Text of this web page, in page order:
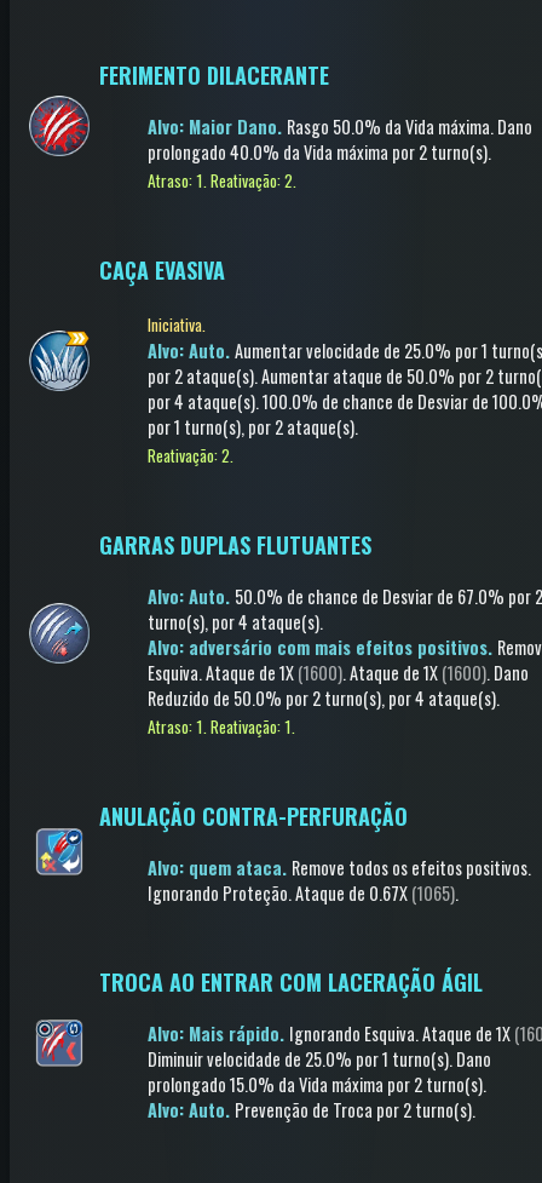
FERIMENTO DILACERANTE
Alvo: Maior Dano. Rasgo 50.0% da Vida máxima.Dano
prolongado40.0% da Vida máxima por 2 turno(s).
Atraso: 1.Reativação: 2.
CAÇA EVASIVA
Iniciativa.
Alvo: Auto.Aumentar velocidade de 25.0% por 1
por 2 ataque(s).Aumentar ataque de 50.0% por 2
por 4 ataque(s).100.0% de chance de Desviarde
por 1 turno(s), por 2 ataque(s).
Reativação: 2.
GARRAS DUPLAS FLUTUANTES
Alvo: Auto. 50.0% de chance de Desviarde 67.0% por 2
turno(s), por 4 ataque(s).
Alvo: adversário com mais efeitos positivos.
Esquiva.Ataque de 1X(1600).Ataque de 1X(1600).Dano
Reduzido de 50.0% por 2 turno(s), por 4 ataque(s).
Atraso: 1.Reativação: 1.
ANULAÇÃO CONTRA-PERFURAÇÃO
Alvo: quem ataca. Remove todos os efeitos positivos.
Ignorando Proteção.Ataque de 0.67X(1065).
TROCA AO ENTRAR COM LACERAÇÃO ÁGIL
Alvo: Mais rápido. Ignorando Esquiva.Ataque de 1X
Diminuir velocidade de 25.0% por 1 turno(s).Dano
prolongado15.0% da Vida máxima por 2 turno(s).
Alvo: Auto. Prevenção de Troca por 2 turno(s).